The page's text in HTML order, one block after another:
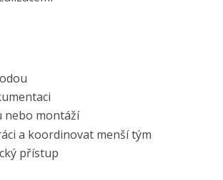
nebo montáží
a koordinovat menší tým
přístup